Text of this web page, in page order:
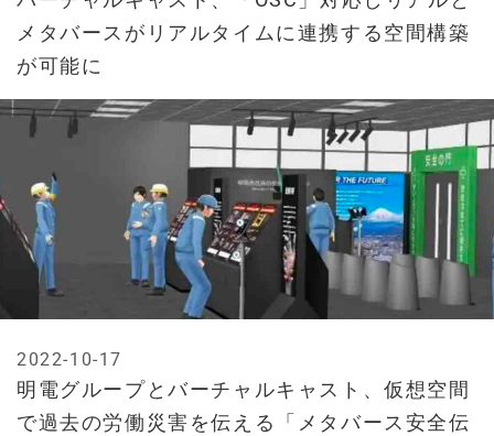
メタバースがリアルタイムに連携する空間構築
が可能に
明電グループとバーチャルキャスト、仮想空間
で過去の労働災害を伝える「メタバース安全伝
2022-10-17